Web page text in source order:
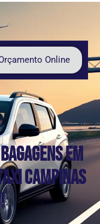
Online
em
Campinas